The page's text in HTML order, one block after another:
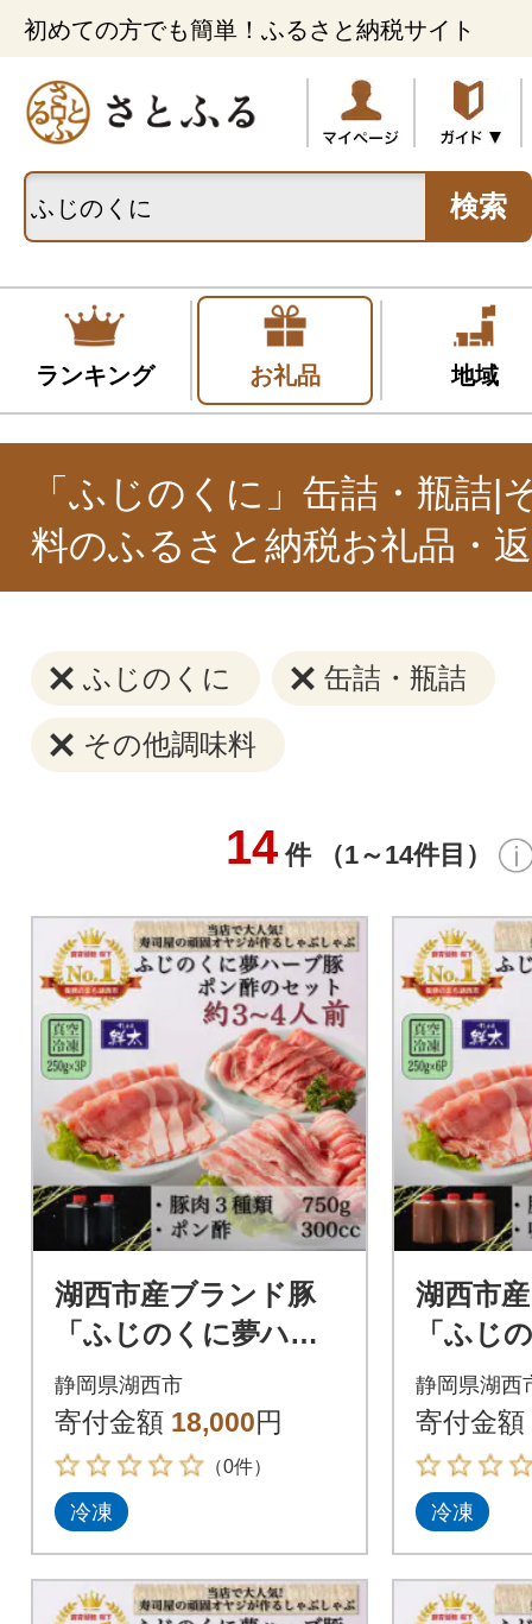
初めての方でも簡単！ふるさと納税サイト
検索
ランキング お礼品 地域
「ふじのくに」缶詰・瓶詰|
料のふるさと納税お礼品・
ふじのくに 缶詰・瓶詰
その他調味料
14 件 （1～14件目）
湖西市産ブランド豚
「ふじのくに夢ハー
ブ豚」しゃぶしゃぶ
用豚肉3種類(750g)と
手作りポン酢のセッ
ト
静岡県湖西市
寄付金額 18,000円
（0件）
冷凍
湖西市
「ふじ
ブ豚」
種
噌鍋つ
静岡県湖西
寄付金額
冷凍